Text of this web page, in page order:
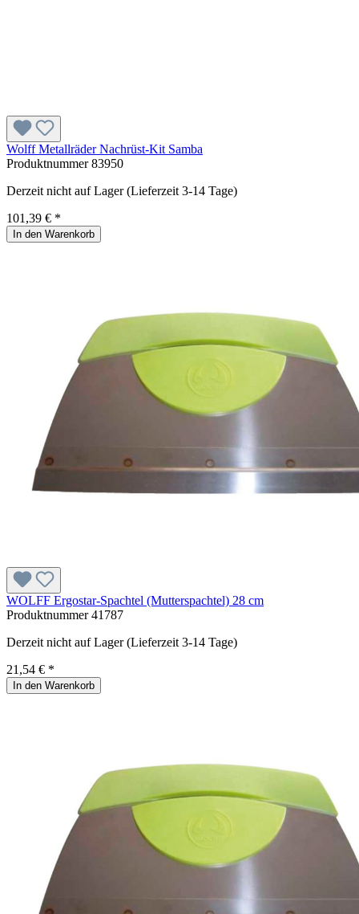
Wolff Metallräder Nachrüst-Kit Samba
Produktnummer83950
Derzeit nicht auf Lager (Lieferzeit 3-14 Tage)
101,39 € *
In den Warenkorb
WOLFF Ergostar-Spachtel (Mutterspachtel) 28 cm
Produktnummer41787
Derzeit nicht auf Lager (Lieferzeit 3-14 Tage)
21,54 € *
In den Warenkorb